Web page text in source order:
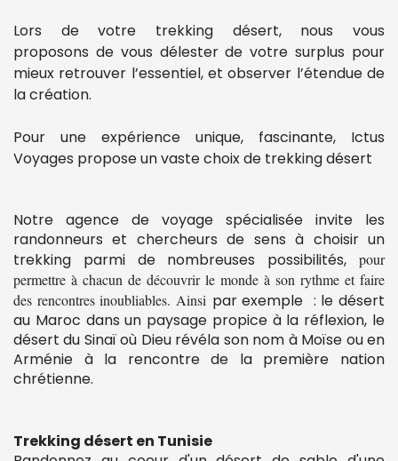
Lors de votre trekking désert, nous vous
proposons de vous délester de votre surplus pour
mieux retrouver l’essentiel, et observer l’étendue de
la création.
Pour une expérience unique, fascinante, Ictus
Voyages propose un vaste choix de trekking désert
Notre agence de voyage spécialisée invite les
randonneurs et chercheurs de sens à choisir un
trekking parmi de nombreuses possibilités, pour
permettre à chacun de découvrir le monde à son rythme et faire
des rencontres inoubliables. Ainsi par exemple : le désert
au Maroc dans un paysage propice à la réflexion, le
désert du Sinaï où Dieu révéla son nom à Moïse ou en
Arménie à la rencontre de la première nation
chrétienne.
Trekking désert en Tunisie